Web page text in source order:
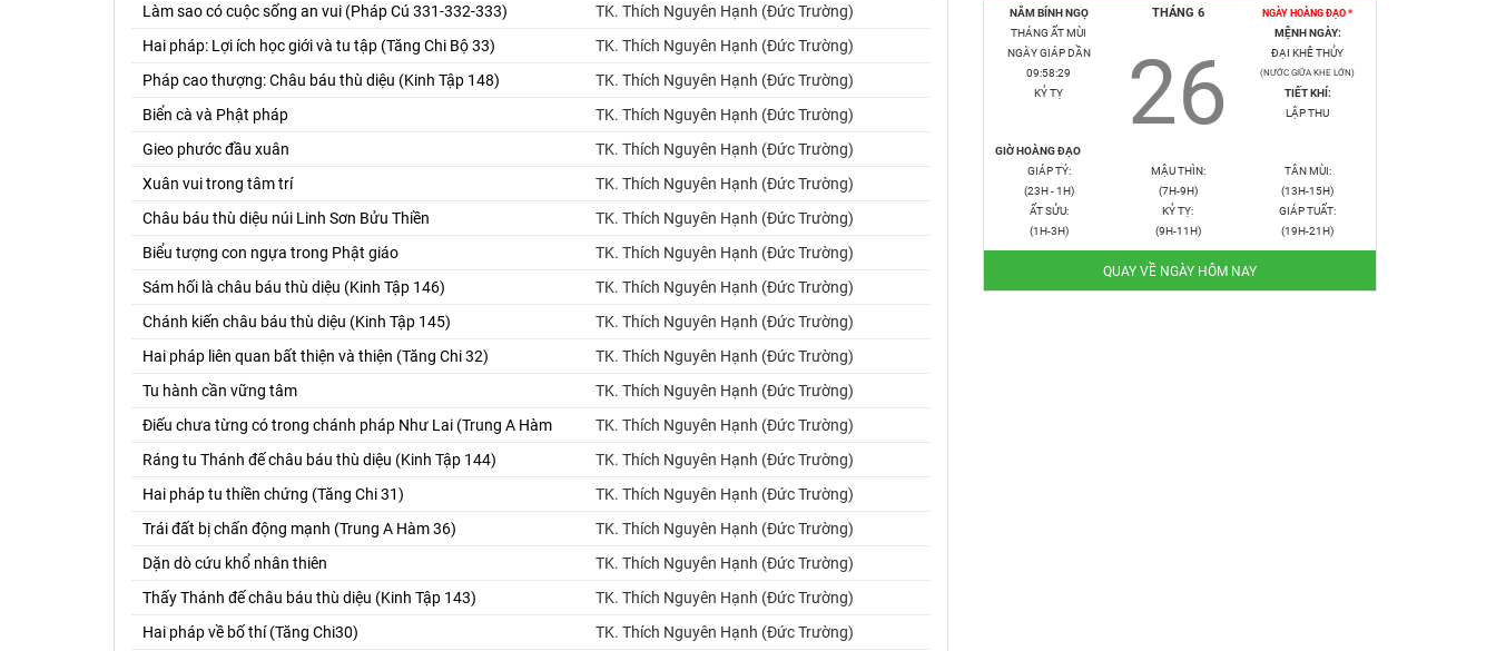
Làm sao có cuộc sống an vui (Pháp Cú 331-332-333)
TK. Thích Nguyên Hạnh (Đức Trường)
Hai pháp: Lợi ích học giới và tu tập (Tăng Chi Bộ 33)
TK. Thích Nguyên Hạnh (Đức Trường)
Pháp cao thượng: Châu báu thù diệu (Kinh Tập 148)
TK. Thích Nguyên Hạnh (Đức Trường)
Biển cà và Phật pháp
TK. Thích Nguyên Hạnh (Đức Trường)
Gieo phước đầu xuân
TK. Thích Nguyên Hạnh (Đức Trường)
Xuân vui trong tâm trí
TK. Thích Nguyên Hạnh (Đức Trường)
Châu báu thù diệu núi Linh Sơn Bửu Thiền
TK. Thích Nguyên Hạnh (Đức Trường)
Biểu tượng con ngựa trong Phật giáo
TK. Thích Nguyên Hạnh (Đức Trường)
Sám hối là châu báu thù diệu (Kinh Tập 146)
TK. Thích Nguyên Hạnh (Đức Trường)
Chánh kiến châu báu thù diệu (Kinh Tập 145)
TK. Thích Nguyên Hạnh (Đức Trường)
Hai pháp liên quan bất thiện và thiện (Tăng Chi 32)
TK. Thích Nguyên Hạnh (Đức Trường)
Tu hành cần vững tâm
TK. Thích Nguyên Hạnh (Đức Trường)
Điếu chưa từng có trong chánh pháp Như Lai (Trung A Hàm
TK. Thích Nguyên Hạnh (Đức Trường)
Ráng tu Thánh đế châu báu thù diệu (Kinh Tập 144)
TK. Thích Nguyên Hạnh (Đức Trường)
Hai pháp tu thiền chứng (Tăng Chi 31)
TK. Thích Nguyên Hạnh (Đức Trường)
Trái đất bị chấn động mạnh (Trung A Hàm 36)
TK. Thích Nguyên Hạnh (Đức Trường)
Dặn dò cứu khổ nhân thiên
TK. Thích Nguyên Hạnh (Đức Trường)
Thấy Thánh đế châu báu thù diệu (Kinh Tập 143)
TK. Thích Nguyên Hạnh (Đức Trường)
Hai pháp về bố thí (Tăng Chi30)
TK. Thích Nguyên Hạnh (Đức Trường)
NĂM BÍNH NGỌ
THÁNG ẤT MÙI
NGÀY GIÁP DẦN
09:58:30
KỶ TỴ
THÁNG 6
26
NGÀY HOÀNG ĐẠO *
MỆNH NGÀY:
ĐẠI KHÊ THỦY
(NƯỚC GIỮA KHE LỚN)
TIẾT KHÍ:
LẬP THU
GIỜ HOÀNG ĐẠO
GIÁP TÝ:
(23H - 1H)
ẤT SỬU:
(1H-3H)
MẬU THÌN:
(7H-9H)
KỶ TỴ:
(9H-11H)
TÂN MÙI:
(13H-15H)
GIÁP TUẤT:
(19H-21H)
QUAY VỀ NGÀY HÔM NAY